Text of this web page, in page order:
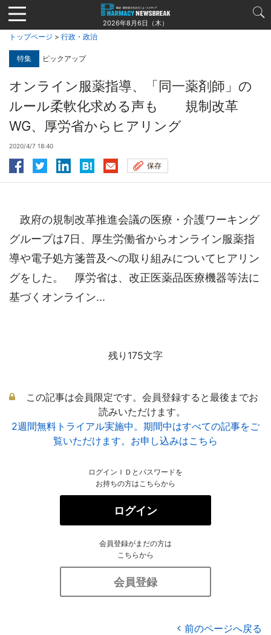
Jump
to
navigation
2026年8月6日（木）
トップページ > 行政・政治
特集 ピックアップ
オンライン服薬指導、「同一薬剤師」の
ルール柔軟化求める声も 規制改革
WG、厚労省からヒアリング
2020/4/7 18:40
保存
政府の規制改革推進会議の医療・介護ワーキング
グループは7日、厚生労働省からオンライン服薬指
導や電子処方箋普及への取り組みについてヒアリン
グをした。 厚労省は、改正医薬品医療機器等法に
基づくオンライン...
残り175文字
この記事は会員限定です。会員登録すると最後までお
読みいただけます。
2週間無料トライアル実施中。期間中はすべての記事をご
覧いただけます。お申し込みはこちら
ログインＩＤとパスワードを
お持ちの方はこちらから
ログイン
会員登録がまだの方は
こちらから
会員登録
前のページへ戻る